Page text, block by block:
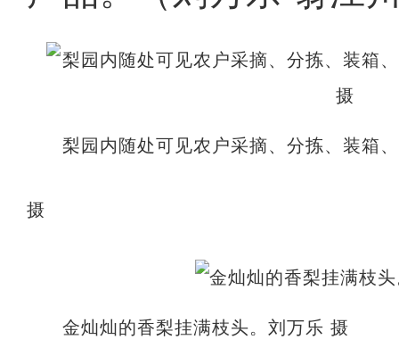
梨园内随处可见农户采摘、分拣、装箱
摄
金灿灿的香梨挂满枝头。刘万乐 摄